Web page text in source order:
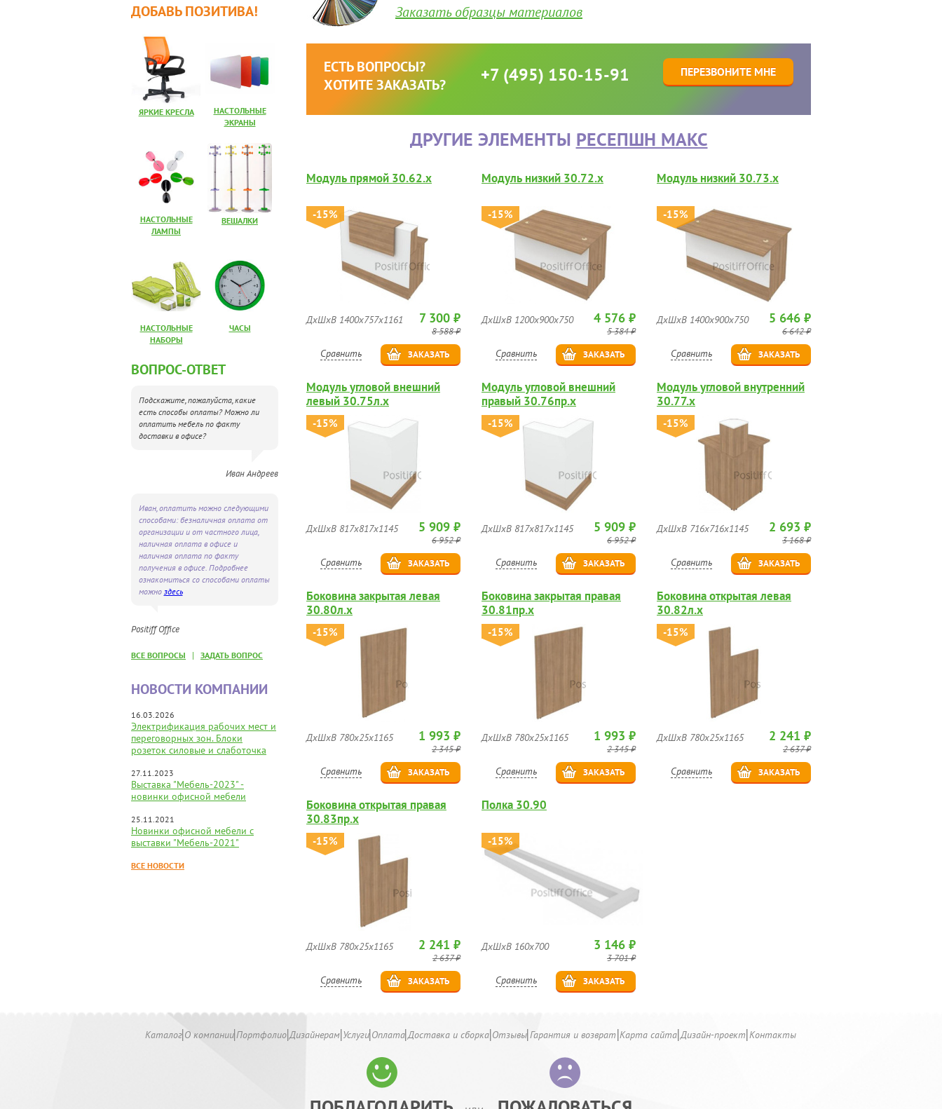
ДОБАВЬ ПОЗИТИВА!
ЯРКИЕ КРЕСЛА
НАСТОЛЬНЫЕ
ЭКРАНЫ
НАСТОЛЬНЫЕ
ЛАМПЫ
ВЕШАЛКИ
НАСТОЛЬНЫЕ
НАБОРЫ
ЧАСЫ
ВОПРОС-ОТВЕТ
Подскажите, пожалуйста, какие
есть способы оплаты? Можно ли
оплатить мебель по факту
доставки в офисе?
Иван Андреев
Иван, оплатить можно следующими
способами: безналичная оплата от
организации и от частного лица,
наличная оплата в офисе и
наличная оплата по факту
получения в офисе. Подробнее
ознакомиться со способами оплаты
можно здесь
Positiff Office
ВСЕ ВОПРОСЫ | ЗАДАТЬ ВОПРОС
НОВОСТИ КОМПАНИИ
16.03.2026
Электрификация рабочих мест и
переговорных зон. Блоки
розеток силовые и слаботочка
27.11.2023
Выставка "Мебель-2023" -
новинки офисной мебели
25.11.2021
Новинки офисной мебели с
выставки "Мебель-2021"
ВСЕ НОВОСТИ
Заказать образцы материалов
ЕСТЬ ВОПРОСЫ?
ХОТИТЕ ЗАКАЗАТЬ?
+7 (495) 150-15-91 ПЕРЕЗВОНИТЕ МНЕ
ДРУГИЕ ЭЛЕМЕНТЫ РЕСЕПШН МАКС
Модуль прямой 30.62.х
-15%
ДхШхВ 1400х757х1161 7 300 ₽
8 588 ₽
Сравнить ЗАКАЗАТЬ
Модуль низкий 30.72.х
-15%
ДхШхВ 1200х900х750 4 576 ₽
5 384 ₽
Сравнить ЗАКАЗАТЬ
Модуль низкий 30.73.х
-15%
ДхШхВ 1400х900х750 5 646 ₽
6 642 ₽
Сравнить ЗАКАЗАТЬ
Модуль угловой внешний
левый 30.75л.х
-15%
ДхШхВ 817х817х1145 5 909 ₽
6 952 ₽
Сравнить ЗАКАЗАТЬ
Модуль угловой внешний
правый 30.76пр.х
-15%
ДхШхВ 817х817х1145 5 909 ₽
6 952 ₽
Сравнить ЗАКАЗАТЬ
Модуль угловой внутренний
30.77.х
-15%
ДхШхВ 716х716х1145 2 693 ₽
3 168 ₽
Сравнить ЗАКАЗАТЬ
Боковина закрытая левая
30.80л.х
-15%
ДхШхВ 780х25х1165 1 993 ₽
2 345 ₽
Сравнить ЗАКАЗАТЬ
Боковина закрытая правая
30.81пр.х
-15%
ДхШхВ 780х25х1165 1 993 ₽
2 345 ₽
Сравнить ЗАКАЗАТЬ
Боковина открытая левая
30.82л.х
-15%
ДхШхВ 780х25х1165 2 241 ₽
2 637 ₽
Сравнить ЗАКАЗАТЬ
Боковина открытая правая
30.83пр.х
-15%
ДхШхВ 780х25х1165 2 241 ₽
2 637 ₽
Сравнить ЗАКАЗАТЬ
Полка 30.90
-15%
ДхШхВ 160х700 3 146 ₽
3 701 ₽
Сравнить ЗАКАЗАТЬ
Каталог О компанииПортфолио Дизайнерам Услуги Оплата Доставка и сборка Отзывы Гарантия и возврат Карта сайта Дизайн-проект Контакты